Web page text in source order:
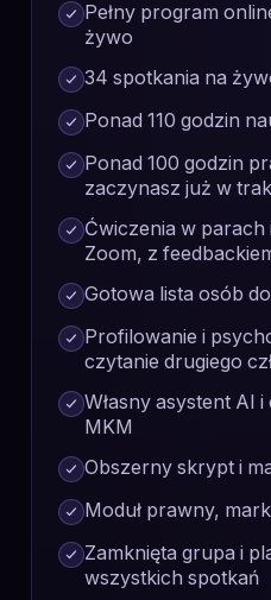
Pełny program
żywo
34 spotkania na
Ponad 110 godzin
Ponad 100 godzin
zaczynasz już w
Ćwiczenia w parach
Zoom, z
Gotowa lista osób
Profilowanie i
czytanie drugiego
Własny asystent AI
MKM
Obszerny skrypt i
Moduł prawny,
Zamknięta grupa i
wszystkich spotkań